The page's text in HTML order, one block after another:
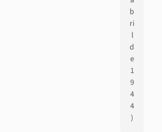
b
ri
l
d
e
1
9
4
4
)